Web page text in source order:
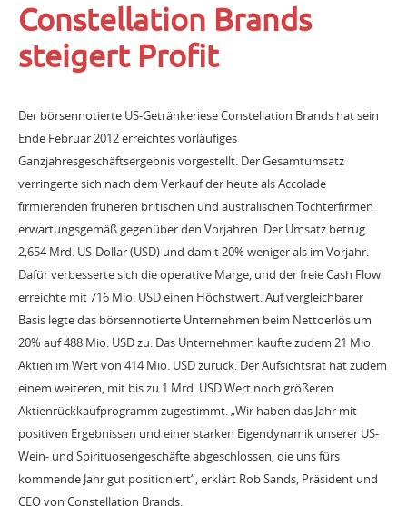
Constellation Brands
steigert Profit
Der börsennotierte US-Getränkeriese Constellation Brands hat sein
Ende Februar 2012 erreichtes vorläufiges
Ganzjahresgeschäftsergebnis vorgestellt. Der Gesamtumsatz
verringerte sich nach dem Verkauf der heute als Accolade
firmierenden früheren britischen und australischen Tochterfirmen
erwartungsgemäß gegenüber den Vorjahren. Der Umsatz betrug
2,654 Mrd. US-Dollar (USD) und damit 20% weniger als im Vorjahr.
Dafür verbesserte sich die operative Marge, und der freie Cash Flow
erreichte mit 716 Mio. USD einen Höchstwert. Auf vergleichbarer
Basis legte das börsennotierte Unternehmen beim Nettoerlös um
20% auf 488 Mio. USD zu. Das Unternehmen kaufte zudem 21 Mio.
Aktien im Wert von 414 Mio. USD zurück. Der Aufsichtsrat hat zudem
einem weiteren, mit bis zu 1 Mrd. USD Wert noch größeren
Aktienrückkaufprogramm zugestimmt. „Wir haben das Jahr mit
positiven Ergebnissen und einer starken Eigendynamik unserer US-
Wein- und Spirituosengeschäfte abgeschlossen, die uns fürs
kommende Jahr gut positioniert“, erklärt Rob Sands, Präsident und
CEO von Constellation Brands.